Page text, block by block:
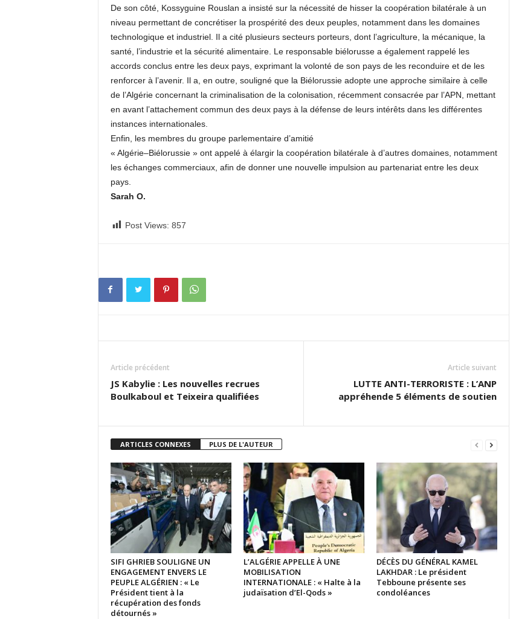
De son côté, Kossyguine Rouslan a insisté sur la nécessité de hisser la coopération bilatérale à un
niveau permettant de concrétiser la prospérité des deux peuples, notamment dans les domaines
technologique et industriel. Il a cité plusieurs secteurs porteurs, dont l’agriculture, la mécanique, la
santé, l’industrie et la sécurité alimentaire. Le responsable biélorusse a également rappelé les
accords conclus entre les deux pays, exprimant la volonté de son pays de les reconduire et de les
renforcer à l’avenir. Il a, en outre, souligné que la Biélorussie adopte une approche similaire à celle
de l’Algérie concernant la criminalisation de la colonisation, récemment consacrée par l’APN, mettant
en avant l’attachement commun des deux pays à la défense de leurs intérêts dans les différentes
instances internationales.
Enfin, les membres du groupe parlementaire d’amitié
« Algérie–Biélorussie » ont appelé à élargir la coopération bilatérale à d’autres domaines, notamment
les échanges commerciaux, afin de donner une nouvelle impulsion au partenariat entre les deux
pays.
Sarah O.
Post Views: 857
Article précédent
JS Kabylie : Les nouvelles recrues
Boulkaboul et Teixeira qualifiées
Article suivant
LUTTE ANTI-TERRORISTE : L’ANP
appréhende 5 éléments de soutien
ARTICLES CONNEXES PLUS DE L'AUTEUR
SIFI GHRIEB SOULIGNE UN
ENGAGEMENT ENVERS LE
PEUPLE ALGÉRIEN : « Le
Président tient à la
récupération des fonds
détournés »
L’ALGÉRIE APPELLE À UNE
MOBILISATION
INTERNATIONALE : « Halte à la
judaïsation d’El-Qods »
DÉCÈS DU GÉNÉRAL KAMEL
LAKHDAR : Le président
Tebboune présente ses
condoléances